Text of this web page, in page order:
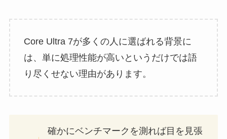
Core Ultra 7が多くの人に選ばれる背景に
は、単に処理性能が高いというだけでは語
り尽くせない理由があります。
確かにベンチマークを測れば目を見張